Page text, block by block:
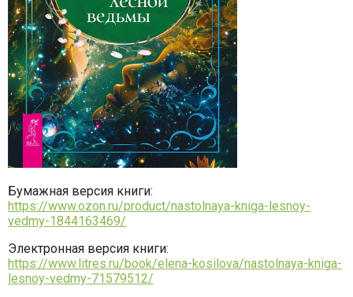
Бумажная версия книги:
https://www.ozon.ru/product/nastolnaya-kniga-lesnoy-
vedmy-1844163469/
Электронная версия книги:
https://www.litres.ru/book/elena-kosilova/nastolnaya-kniga-
lesnoy-vedmy-71579512/